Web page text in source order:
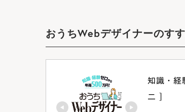
おうちWebデザイナーのす
知識・経
二 ]